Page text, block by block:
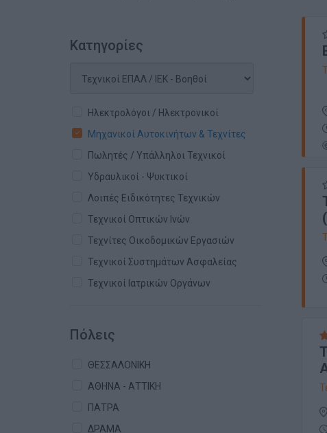
Κατηγορίες
Ηλεκτρολόγοι / Ηλεκτρονικοί
Μηχανικοί Αυτοκινήτων & Τεχνίτες
Πωλητές / Υπάλληλοι Τεχνικοί
Υδραυλικοί - Ψυκτικοί
Λοιπές Ειδικότητες Τεχνικών
Τεχνικοί Οπτικών Ινών
Τεχνίτες Οικοδομικών Εργασιών
Τεχνικοί Συστημάτων Ασφαλείας
Τεχνικοί Ιατρικών Οργάνων
Πόλεις
ΘΕΣΣΑΛΟΝΙΚΗ
ΑΘΗΝΑ - ΑΤΤΙΚΗ
ΠΑΤΡΑ
ΔΡΑΜΑ